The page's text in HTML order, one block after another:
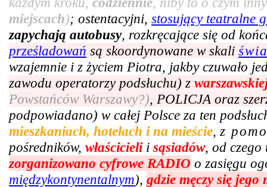
miejscach); ostentacyjni, stosujący teatralne
zapychają autobusy, rozkręcające się od
prześladowań są skoordynowane w skali
wzajemnie i z życiem Piotra, jakby czuwało
zawodu operatorzy podsłuchu) z
Powstańców Warszawy?), POLICJA oraz
podpowiadano) w całej Polsce za ten
mieszkaniach, hotelach i na mieście, z
pośredników, właścicielii sąsiadów, od czego
zorganizowano cyfrowe RADIO o zasięgu
międzykontynentalnym), gdzie męczy się